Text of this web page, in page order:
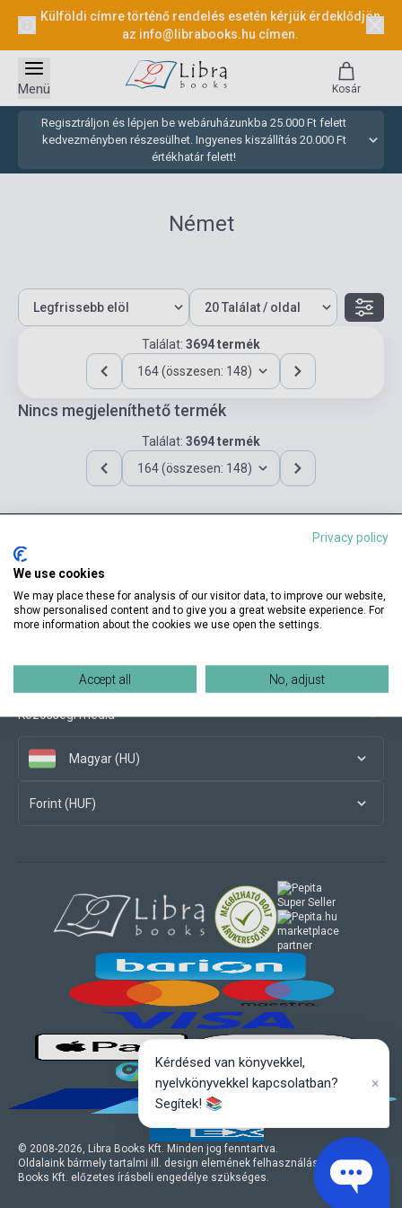
Külföldi címre történő rendelés esetén kérjük érdeklődjön
az info@librabooks.hu címen.
Regisztráljon és lépjen be webáruházunkba 25.000 Ft felett
kedvezményben részesülhet. Ingyenes kiszállítás 20.000 Ft
értékhatár felett!
Menü Kosár
Német
Találat: 3694 termék
164 (összesen: 148)
Nincs megjeleníthető termék
Találat: 3694 termék
164 (összesen: 148)
Elérhetőségeink
Közösségi média
Magyar (HU)
Forint (HUF)
© 2008-2026, Libra Books Kft. Minden jog fenntartva.
Oldalaink bármely tartalmi ill. design elemének felhasználásához a Libra
Books Kft. előzetes írásbeli engedélye szükséges.
marketplace
partner
Privacy policy
We use cookies
We may place these for analysis of our visitor data, to improve our website,
show personalised content and to give you a great website experience. For
more information about the cookies we use open the settings.
Accept all No, adjust
Kérdésed van könyvekkel,
nyelvkönyvekkel kapcsolatban?
Segítek! 📚
×